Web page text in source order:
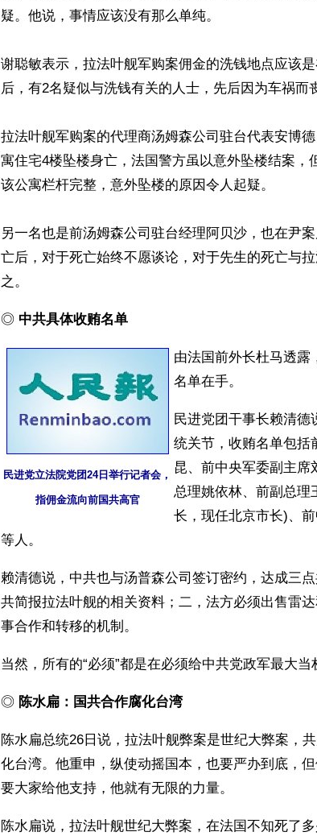
疑。他说，事情应该没有那么单纯。
谢聪敏表示，拉法叶舰军购案佣金的洗钱地点应该
后，有2名疑似与洗钱有关的人士，先后因为车祸而
拉法叶舰军购案的代理商汤姆森公司驻台代表安博
寓住宅4楼坠楼身亡，法国警方虽以意外坠楼结案，
该公寓栏杆完整，意外坠楼的原因令人起疑。
另一名也是前汤姆森公司驻台经理阿贝沙，也在尹
亡后，对于死亡始终不愿谈论，对于先生的死亡与
之。
◎ 中共具体收贿名单
民进党立法院党团24日举行记者会，
指佣金流向前国共高官
由法国前外长杜马透露
名单在手。
民进党团干事长赖清德
统关节，收贿名单包括
昆、前中央军委副主席
总理姚依林、前副总理
长，现任北京市长)、
等人。
赖清德说，中共也与汤普森公司签订密约，达成三
共简报拉法叶舰的相关资料；二，法方必须出售雷
事合作和转移的机制。
当然，所有的“必须”都是在必须给中共党政军最大当
◎ 陈水扁：国共合作腐化台湾
陈水扁总统26日说，拉法叶舰弊案是世纪大弊案，
化台湾。他重申，纵使动摇国本，也要严办到底，
要大家给他支持，他就有无限的力量。
陈水扁说，拉法叶舰世纪大弊案，在法国不知死了